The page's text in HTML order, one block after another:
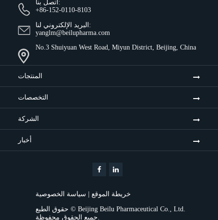
اتصل بنا:
+86-152-0110-8103
البريد الإلكتروني لنا:
yanglm@beilupharma.com
No.3 Shuiyuan West Road, Miyun District, Beijing, China
المنتجات
التخصصات
الشركة
أخبار
خريطة الموقع سياسة الخصوصية
حقوق الطبع © Beijing Beilu Pharmaceutical Co., Ltd.